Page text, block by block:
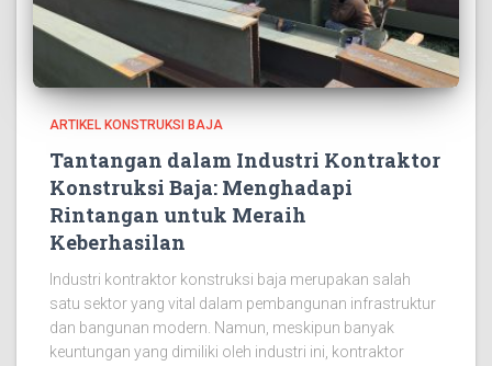
ARTIKEL KONSTRUKSI BAJA
Tantangan dalam Industri Kontraktor
Konstruksi Baja: Menghadapi
Rintangan untuk Meraih
Keberhasilan
Industri kontraktor konstruksi baja merupakan salah
satu sektor yang vital dalam pembangunan infrastruktur
dan bangunan modern. Namun, meskipun banyak
keuntungan yang dimiliki oleh industri ini, kontraktor